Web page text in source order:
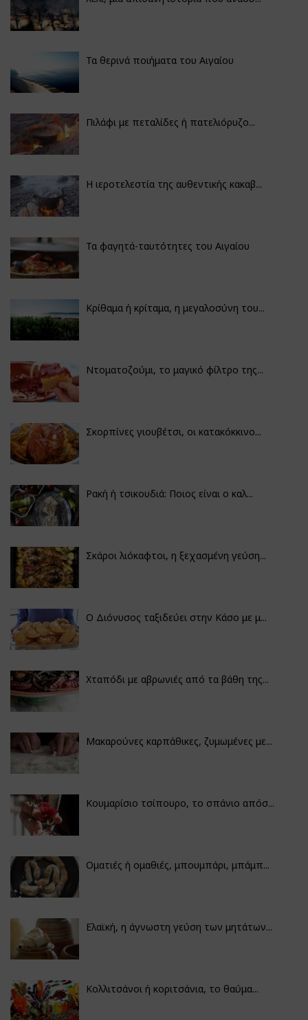
Τα θερινά ποιήματα του Αιγαίου
Πιλάφι με πεταλίδες ή πατελιόρυζο...
Η ιεροτελεστία της αυθεντικής κακαβ...
Τα φαγητά-ταυτότητες του Αιγαίου
Κρίθαμα ή κρίταμα, η μεγαλοσύνη του...
Ντοματοζούμι, το μαγικό φίλτρο της...
Σκορπίνες γιουβέτσι, οι κατακόκκινο...
Ρακή ή τσικουδιά: Ποιος είναι ο καλ...
Σκάροι λιόκαφτοι, η ξεχασμένη γεύση...
Ο Διόνυσος ταξιδεύει στην Κάσο με μ...
Χταπόδι με αβρωνιές από τα βάθη της...
Μακαρούνες καρπάθικες, ζυμωμένες με...
Κουμαρίσιο τσίπουρο, το σπάνιο απόσ...
Οματιές ή ομαθιές, μπουμπάρι, μπάμπ...
Ελαϊκή, η άγνωστη γεύση των μητάτων...
Κολλιτσάνοι ή κοριτσάνια, το θαύμα...